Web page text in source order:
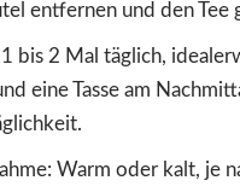
entfernen und den Tee
bis 2 Mal täglich,
eine Tasse am
Warm oder kalt, je